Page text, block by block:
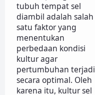
tubuh tempat sel
diambil adalah salah
satu faktor yang
menentukan
perbedaan kondisi
kultur agar
pertumbuhan terjadi
secara optimal. Oleh
karena itu, kultur sel